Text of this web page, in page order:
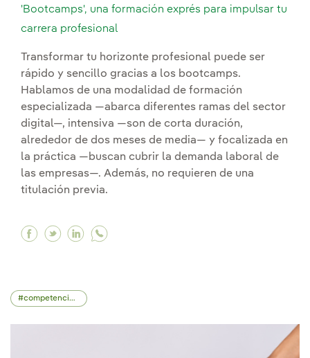
'Bootcamps', una formación exprés para impulsar tu
carrera profesional
Transformar tu horizonte profesional puede ser
rápido y sencillo gracias a los bootcamps.
Hablamos de una modalidad de formación
especializada —abarca diferentes ramas del sector
digital—, intensiva —son de corta duración,
alrededor de dos meses de media— y focalizada en
la práctica —buscan cubrir la demanda laboral de
las empresas—. Además, no requieren de una
titulación previa.
Facebook 'Bootcamps', una formación
Twitter 'Bootcamps', una formación
Linkedin 'Bootcamps', una formación
competencias profesionales